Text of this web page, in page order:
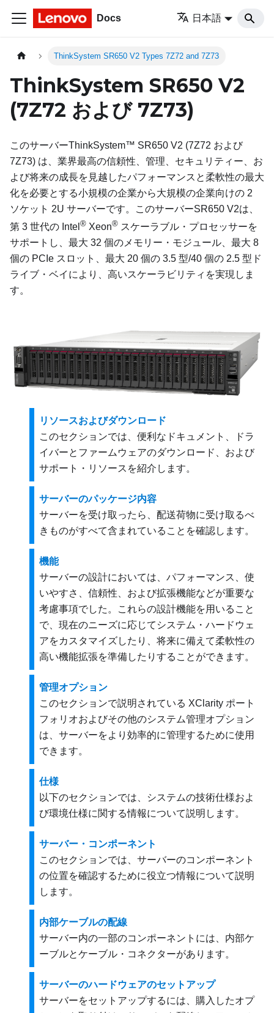
Docs 日本語
ThinkSystem SR650 V2 Types 7Z72 and 7Z73
ThinkSystem SR650 V2
(7Z72 および 7Z73)
このサーバーThinkSystem™ SR650 V2 (7Z72 および
7Z73) は、業界最高の信頼性、管理、セキュリティー、お
よび将来の成長を見越したパフォーマンスと柔軟性の最大
化を必要とする小規模の企業から大規模の企業向けの 2
ソケット 2U サーバーです。このサーバーSR650 V2は、
第 3 世代の Intel ® Xeon® スケーラブル・プロセッサーを
サポートし、最大 32 個のメモリー・モジュール、最大 8
個の PCIe スロット、最大 20 個の 3.5 型/40 個の 2.5 型ド
ライブ・ベイにより、高いスケーラビリティを実現しま
す。
リソースおよびダウンロード
このセクションでは、便利なドキュメント、ドラ
イバーとファームウェアのダウンロード、および
サポート・リソースを紹介します。
サーバーのパッケージ内容
サーバーを受け取ったら、配送荷物に受け取るべ
きものがすべて含まれていることを確認します。
機能
サーバーの設計においては、パフォーマンス、使
いやすさ、信頼性、および拡張機能などが重要な
考慮事項でした。これらの設計機能を用いること
で、現在のニーズに応じてシステム・ハードウェ
アをカスタマイズしたり、将来に備えて柔軟性の
高い機能拡張を準備したりすることができます。
管理オプション
このセクションで説明されている XClarity ポート
フォリオおよびその他のシステム管理オプション
は、サーバーをより効率的に管理するために使用
できます。
仕様
以下のセクションでは、システムの技術仕様およ
び環境仕様に関する情報について説明します。
サーバー・コンポーネント
このセクションでは、サーバーのコンポーネント
の位置を確認するために役立つ情報について説明
します。
内部ケーブルの配線
サーバー内の一部のコンポーネントには、内部ケ
ーブルとケーブル・コネクターがあります。
サーバーのハードウェアのセットアップ
サーバーをセットアップするには、購入したオプ